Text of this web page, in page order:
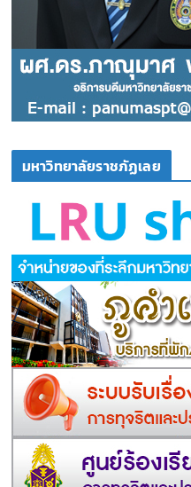
มหาวิทยาลัยราชภัฏเลย